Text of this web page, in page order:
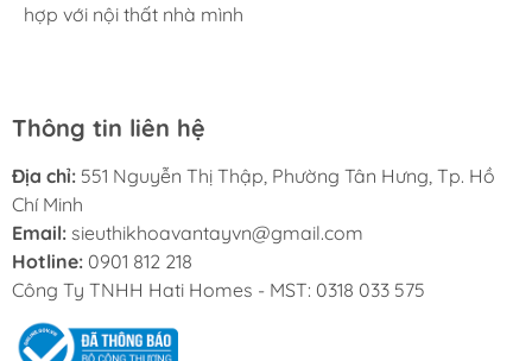
Nhân viên chuyên nghiệp, nhiệt tình. Chúc Hati ngày
hợp với nội thất nhà mình
kĩ thuật lắp đặt rất cận thận và chu đáo
Thông tin liên hệ
Địa chỉ: 551 Nguyễn Thị Thập, Phường Tân Hưng, Tp. Hồ
Chí Minh
Email: sieuthikhoavantayvn@gmail.com
Hotline: 0901 812 218
Công Ty TNHH Hati Homes - MST: 0318 033 575